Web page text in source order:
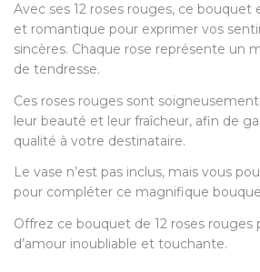
Avec ses 12 roses rouges, ce
et romantique pour exprimer vos
sincères. Chaque rose représente un
de tendresse.
Ces roses rouges sont
leur beauté et leur fraîcheur, afin de
qualité à votre destinataire.
Le vase n’est pas inclus, mais vous
pour compléter ce magnifique
Offrez ce bouquet de 12 roses rouges
d’amour inoubliable et touchante.